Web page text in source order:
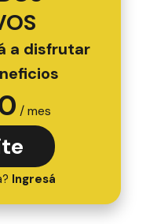
a disfrutar
/ mes
Ingresá